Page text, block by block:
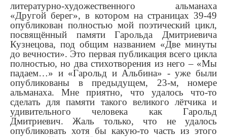
литературно-художественного альманаха
«Другой берег», в котором на страницах 39-49
опубликован полностью мой поэтический цикл,
посвящённый памяти Гарольда Дмитриевича
Кузнецова, под общим названием «Две минуты
до вечности». Это первая публикация всего цикла
полностью, но два стихотворения из него – «Мы
падаем…» и «Гарольд и Альбина» - уже были
опубликованы в предыдущем, 23-м, номере
альманаха. Мне приятно, что удалось что-то
сделать для памяти такого великого лётчика и
удивительного человека как Гарольд
Дмитриевич. Жаль только, что не удалось
опубликовать хотя бы какую-то часть из этого